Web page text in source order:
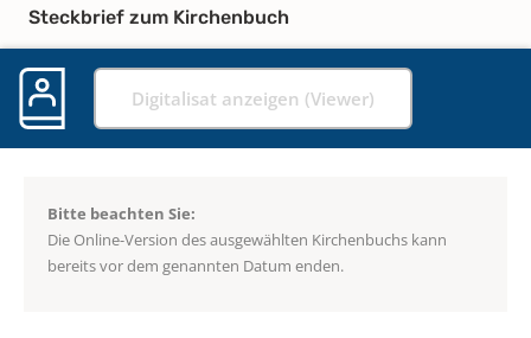
Steckbrief zum Kirchenbuch
Digitalisat anzeigen (Viewer)
Bitte beachten Sie:
Die Online-Version des ausgewählten Kirchenbuchs kann
bereits vor dem genannten Datum enden.